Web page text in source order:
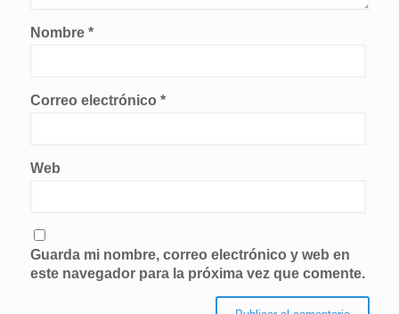
Nombre *
Correo electrónico *
Web
Guarda mi nombre, correo electrónico y web en
este navegador para la próxima vez que comente.